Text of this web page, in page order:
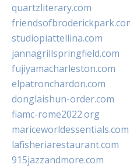
quartzliterary.com
studiopiattellina.com
jannagrillspringfield.com
fujiyamacharleston.com
elpatronchardon.com
donglaishun-order.com
fiamc-rome2022.org
mariceworldessentials.com
lafisheriarestaurant.com
915jazzandmore.com